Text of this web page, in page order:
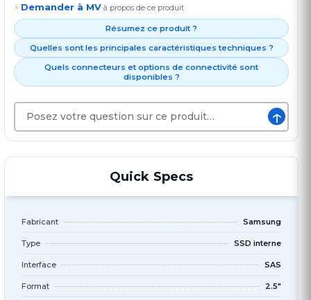
⚡ Demander à MV à propos de ce produit
Résumez ce produit ?
Quelles sont les principales caractéristiques techniques ?
Quels connecteurs et options de connectivité sont
disponibles ?
↑
Quick Specs
Fabricant Samsung
Type SSD interne
Interface SAS
Format 2.5"